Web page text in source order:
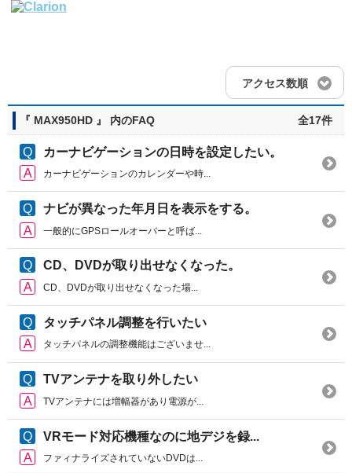
アクセス数順
『 MAX950HD 』 内のFAQ 全17件
カーナビゲーションの日時を設定したい。
カーナビゲーションのカレンダーや時...
ナビが異なった年月日を表示をする。
一般的にGPSロールオーバーと呼ば...
CD、DVDが取り出せなくなった。
CD、DVDが取り出せなくなった場...
タッチパネル調整を行いたい
タッチパネルの調整機能はございませ...
TVアンテナを取り外したい
TVアンテナには増幅器があり電源が...
VRモード対応機種なのに地デジを録...
ファィナライズされていないDVDは...